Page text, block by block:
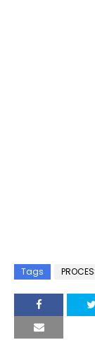
Tags